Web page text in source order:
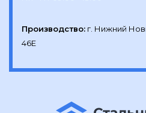
Производство: г. Нижний
46Е